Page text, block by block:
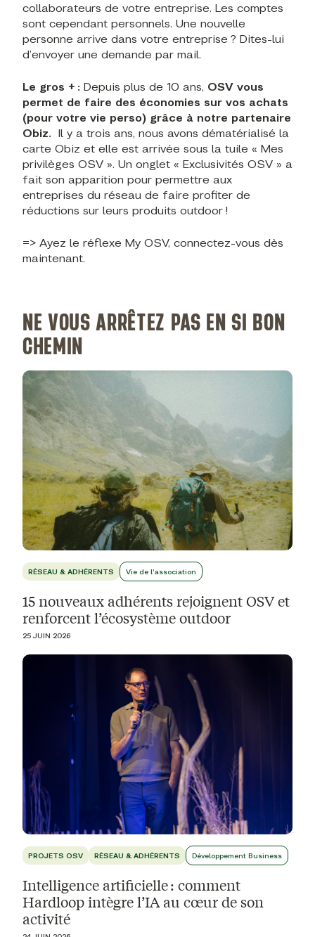
collaborateurs de votre entreprise. Les comptes
sont cependant personnels. Une nouvelle
personne arrive dans votre entreprise ? Dites-lui
d’envoyer une demande par mail.
Le gros + : Depuis plus de 10 ans, OSV vous
permet de faire des économies sur vos achats
(pour votre vie perso) grâce à notre partenaire
Obiz. Il y a trois ans, nous avons dématérialisé la
carte Obiz et elle est arrivée sous la tuile « Mes
privilèges OSV ». Un onglet « Exclusivités OSV » a
fait son apparition pour permettre aux
entreprises du réseau de faire profiter de
réductions sur leurs produits outdoor !
=> Ayez le réflexe My OSV, connectez-vous dès
maintenant.
NE VOUS ARRÊTEZ PAS EN SI BON
CHEMIN
RÉSEAU & ADHÉRENTS Vie de l'association
15 nouveaux adhérents rejoignent OSV et
renforcent l’écosystème outdoor
25 JUIN 2026
PROJETS OSV RÉSEAU & ADHÉRENTS Développement Business
Intelligence artificielle : comment
Hardloop intègre l’IA au cœur de son
activité